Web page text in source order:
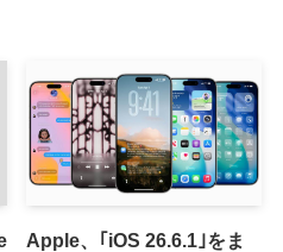
Apple、｢iOS 26.6.1｣をま